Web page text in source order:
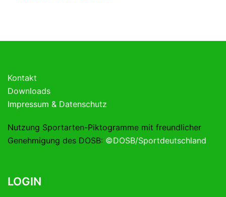
Kontakt
Downloads
Impressum & Datenschutz
Nutzung Sportarten-Piktogramme mit freundlicher
Genehmigung des DOSB: ©DOSB/Sportdeutschland
LOGIN